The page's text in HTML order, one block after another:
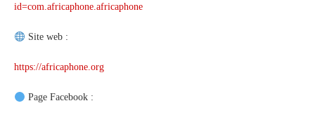
id=com.africaphone.africaphone
Site web :
https://africaphone.org
Page Facebook :